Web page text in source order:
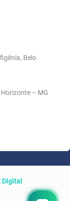
Belo
– MG
Digital